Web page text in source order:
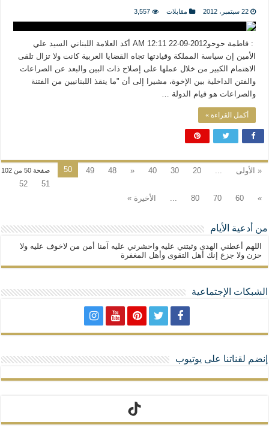
22 سبتمبر، 2012 مقابلات 3,557
: فاطمة حوحو2012-09-22 12:11 AM أكد العلامة اللبناني السيد علي
الأمين إن سياسة المملكة وقيادتها تجاه القضايا العربية كانت ولا تزال تلقى
الاهتمام الكبير من خلال عملها على إصلاح ذات البين والبعد عن الصراعات
والفتن الداخلية بين الإخوة، مشيرا إلى أن "ما ينقذ اللبنانيين من الفتنة
والصراعات هو قيام الدولة …
أكمل القراءة »
صفحة 50 من 102 « الأولى ...
20
30
40
«
48
49
50
51
52
»
60
70
80
... الأخيرة »
من أدعية الأيام
اللهم أعطني الهدى وثبتني عليه واحشرني عليه آمنا أمن من لاخوف عليه ولا
حزن ولا جزع إنك أهل التقوى وأهل المغفرة
الشبكات الإجتماعية
إنضم لقناتنا على يوتيوب
تيك توك